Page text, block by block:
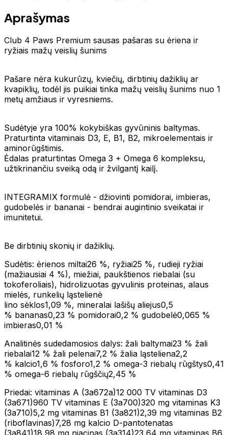
Aprašymas
Club 4 Paws Premium sausas pašaras su ėriena ir
ryžiais mažų veislių šunims
Pašare nėra kukurūzų, kviečių, dirbtinių dažiklių ar
kvapiklių, todėl jis puikiai tinka mažų veislių šunims nuo 1
metų amžiaus ir vyresniems.
Sudėtyje yra 100% kokybiškas gyvūninis baltymas.
Praturtinta vitaminais D3, E, B1, B2, mikroelementais ir
aminorūgštimis.
Ėdalas praturtintas Omega 3 + Omega 6 kompleksu,
užtikrinančiu sveiką odą ir žvilgantį kailį.
INTEGRAMIX formulė - džiovinti pomidorai, imbieras,
gudobelės ir bananai - bendrai augintinio sveikatai ir
imunitetui.
Be dirbtinių skonių ir dažiklių.
Sudėtis: ėrienos miltai26 %, ryžiai25 %, rudieji ryžiai
(mažiausiai 4 %), miežiai, paukštienos riebalai (su
tokoferoliais), hidrolizuotas gyvulinis proteinas, alaus
mielės, runkelių ląstelienė
lino sėklos1,09 %, mineralai lašišų aliejus0,5
% bananas0,23 % pomidorai0,2 % gudobelė0,065 %
imbieras0,01 %
Analitinės sudedamosios dalys: žali baltymai23 % žali
riebalai12 % žali pelenai7,2 % žalia ląsteliena2,2
% kalcio1,6 % fosforo1,2 % omega-3 riebalų rūgštys0,41
% omega-6 riebalų rūgščių2,45 %
Priedai: vitaminas A (3а672а)12 000 TV vitaminas D3
(3а671)960 TV vitaminas E (3а700)320 mg vitaminas K3
(3а710)5,2 mg vitaminas B1 (3а821)2,39 mg vitaminas B2
(riboflavinas)7,28 mg kalcio D-pantotenatas
(3а841)18,98 mg niacinas (3a314)23,64 mg vitaminas B6